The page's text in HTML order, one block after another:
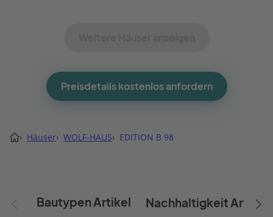
Preisdetails kostenlos anfordern
› Häuser› WOLF-HAUS› EDITION B 98
Bautypen Artikel Nachhaltigkeit Artikel